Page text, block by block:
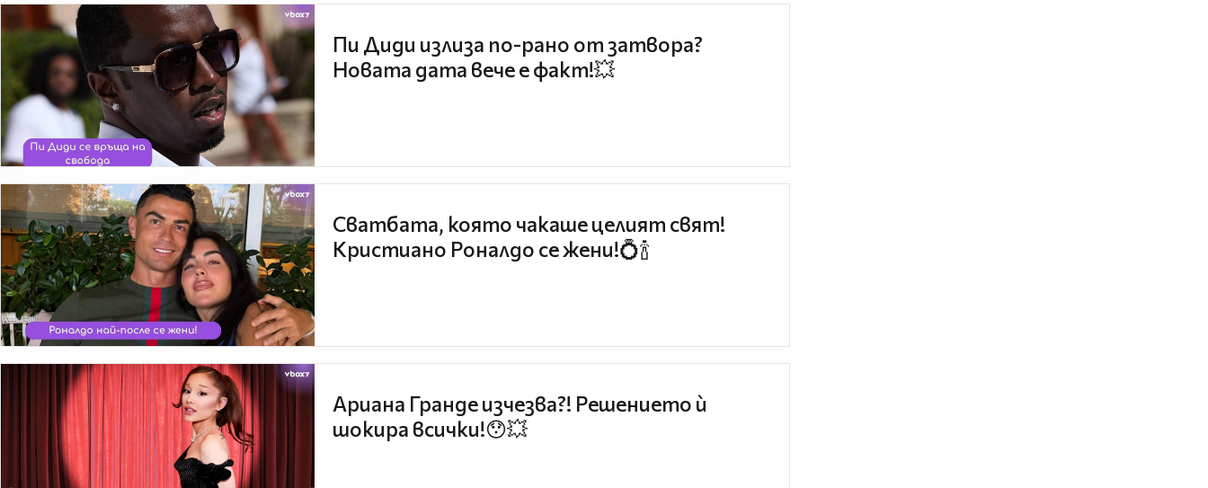
Пи Диди излиза по-рано от затвора?
Новата дата вече е факт!💥
Сватбата, която чакаше целият свят!
Кристиано Роналдо се жени!💍🍾
Ариана Гранде изчезва?! Решението ѝ
шокира всички!😯💥